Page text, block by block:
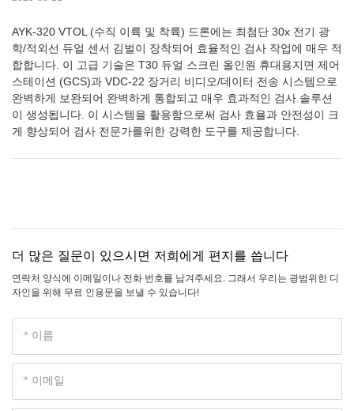
AYK-320 VTOL (수직 이륙 및 착륙) 드론에는 최첨단 30x 전기 광
학/적외선 듀얼 센서 김벌이 장착되어 효율적인 검사 작업에 매우 적
합합니다. 이 고급 기술은 T30 듀얼 스크린 올인원 휴대용지면 제어
스테이션 (GCS)과 VDC-22 장거리 비디오/데이터 전송 시스템으로
완벽하게 보완되어 완벽하게 통합되고 매우 효과적인 검사 솔루션
이 생성됩니다. 이 시스템을 활용함으로써 검사 효율과 안전성이 크
게 향상되어 검사 전문가를위한 강력한 도구를 제공합니다.
더 많은 질문이 있으시면 저희에게 편지를 씁니다
연락처 양식에 이메일이나 전화 번호를 남겨주세요. 그래서 우리는 광범위한 디
자인을 위해 무료 인용문을 보낼 수 있습니다!
이름
이메일